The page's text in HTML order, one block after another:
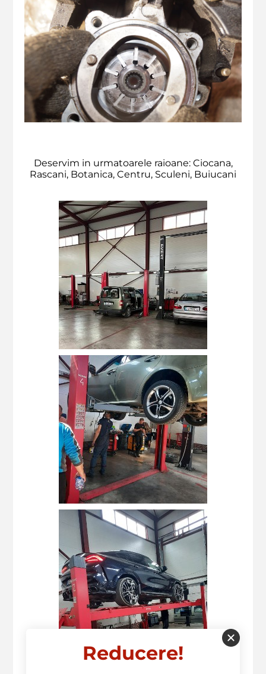
Deservim in urmatoarele raioane: Ciocana,
Rascani, Botanica, Centru, Sculeni, Buiucani
Reducere!